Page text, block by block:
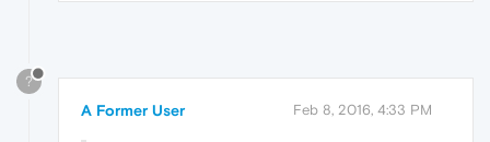
?
A Former User Feb 8, 2016, 4:33 PM